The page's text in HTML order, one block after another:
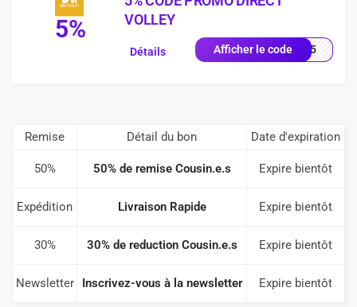
5%
VOLLEY
Afficher le codeLEY5
Détails
Remise Détail du bon Date d'expiration
50% 50% de remise Cousin.e.s Expire bientôt
Expédition Livraison Rapide Expire bientôt
30% 30% de reduction Cousin.e.s Expire bientôt
Newsletter Inscrivez-vous à la newsletter Expire bientôt